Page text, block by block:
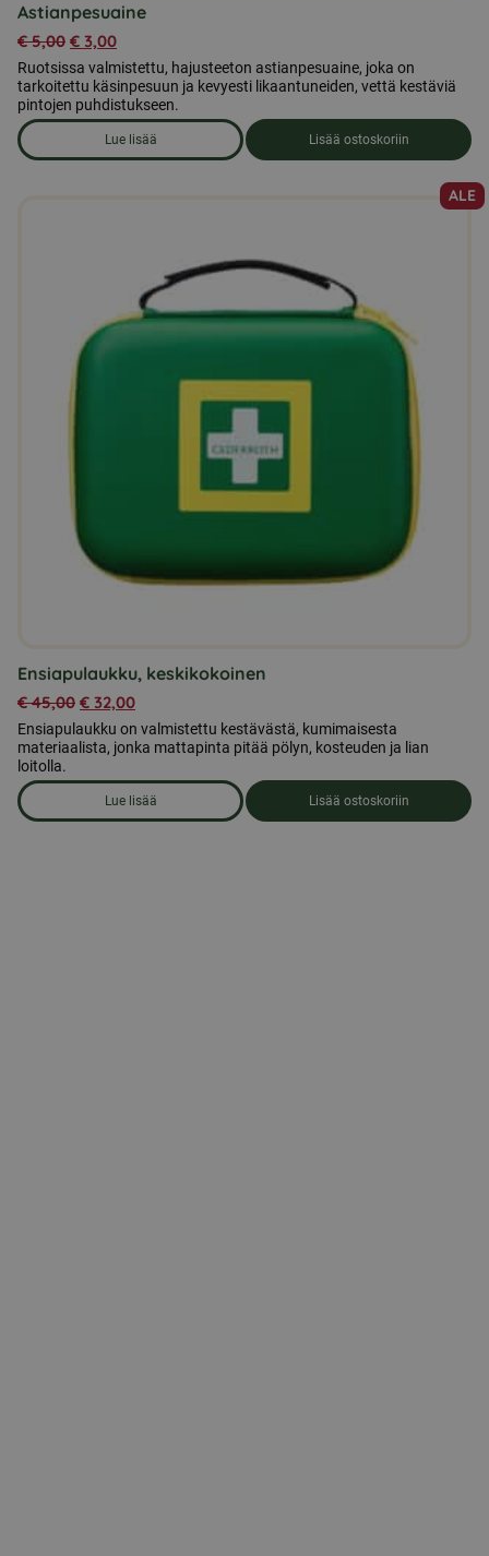
Astianpesuaine
€5,00 € 3,00
Ruotsissa valmistettu, hajusteeton astianpesuaine, joka on
tarkoitettu käsinpesuun ja kevyesti likaantuneiden, vettä kestäviä
pintojen puhdistukseen.
Lue lisää
om produkten Astianpesuaine
Lisää ostoskoriin
ALE
Ensiapulaukku, keskikokoinen
€45,00 € 32,00
Ensiapulaukku on valmistettu kestävästä, kumimaisesta
materiaalista, jonka mattapinta pitää pölyn, kosteuden ja lian
loitolla.
Lue lisää
om produkten Ensiapulaukku, keskikokoinen
Lisää ostoskoriin